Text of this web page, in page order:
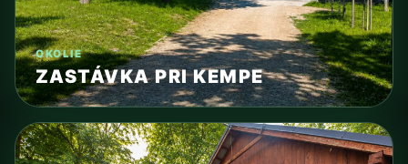
OKOLIE
ZASTÁVKA PRI KEMPE